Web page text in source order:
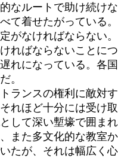
ルートで助け続け
着せたがっている
なければならない
ばならないことに
になっている。各
。
ンスの権利に敵対
れほど十分には受け
て深い塹壕で囲ま
また多文化的な教室
が、それは幅広く